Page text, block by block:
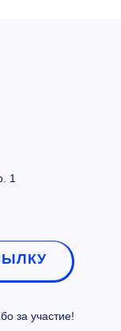
1
за участие!